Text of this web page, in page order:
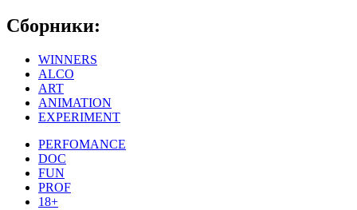
Сборники:
WINNERS
ALCO
ART
ANIMATION
EXPERIMENT
PERFOMANCE
DOC
FUN
PROF
18+